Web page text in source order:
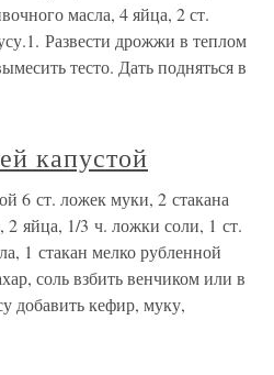
масла, 4 яйца, 2 ст.
Развести дрожжи в теплом
тесто. Дать подняться в
капустой
6 ст. ложек муки, 2 стакана
яйца, 1/3 ч. ложки соли, 1 ст.
1 стакан мелко рубленной
соль взбить венчиком или в
добавить кефир, муку,